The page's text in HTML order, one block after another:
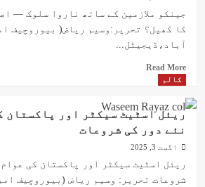
شعور
انتشار؟
جینکو ملازمین کے ساتھ ناروا سلوک —
کا کھیل؟ تحریر:وسیم ریاض( بیوروچیف
آباد،ڈیجیٹل...
Read More
Read
اصلاحات
یا
افسر
شاہی
کالم
ریئل اسٹیٹ سیکٹر اور پاکستان
نئے دور کی شروعات
اگست 3, 2025
ریئل اسٹیٹ سیکٹر اور پاکستان کی
شروعات تحریر: وسیم ریاض (بیوروچیف